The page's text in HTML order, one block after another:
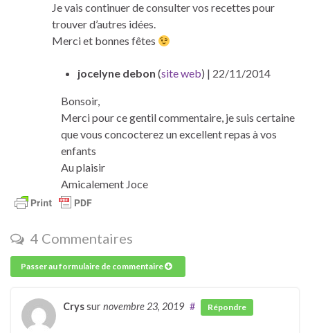
Je vais continuer de consulter vos recettes pour
trouver d’autres idées.
Merci et bonnes fêtes
jocelyne debon (site web) | 22/11/2014
Bonsoir,
Merci pour ce gentil commentaire, je suis certaine
que vous concocterez un excellent repas à vos
enfants
Au plaisir
Amicalement Joce
4 Commentaires
Passer au formulaire de commentaire
Cryssur novembre 23, 2019 # Répondre